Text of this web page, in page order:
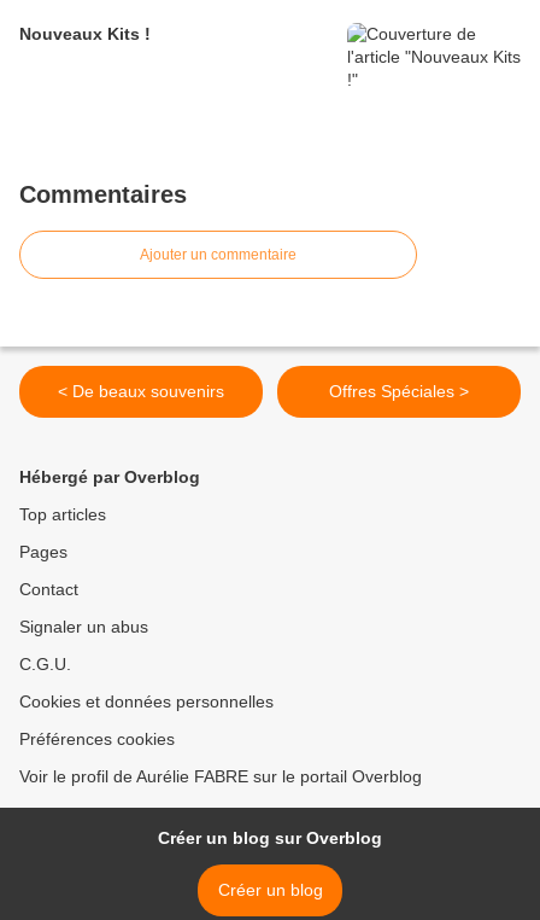
Nouveaux Kits !
Commentaires
Ajouter un commentaire
< De beaux souvenirs Offres Spéciales >
Hébergé par Overblog
Top articles
Pages
Contact
Signaler un abus
C.G.U.
Cookies et données personnelles
Préférences cookies
Voir le profil de Aurélie FABRE sur le portail Overblog
Créer un blog sur Overblog
Créer un blog